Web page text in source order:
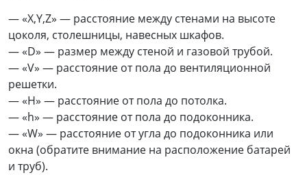
— «X,Y,Z» — расстояние между стенами на высоте
цоколя, столешницы, навесных шкафов.
— «D» — размер между стеной и газовой трубой.
— «V» — расстояние от пола до вентиляционной
решетки.
— «Н» — расстояние от пола до потолка.
— «h» — расстояние от пола до подоконника.
— «W» — расстояние от угла до подоконника или
окна (обратите внимание на расположение батарей
и труб).